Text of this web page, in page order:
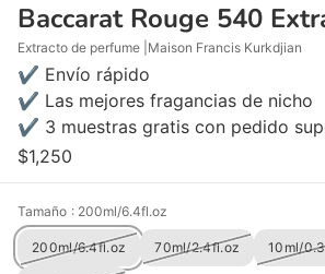
Baccarat Rouge 540
Extracto de perfume Maison Francis Kurkdjian
✔ Envío rápido
✔ Las mejores fragancias de nicho
✔ 3 muestras gratis con pedido
$1,250
Tamaño : 200ml/6.4fl.oz
200ml/6.4fl.oz 70ml/2.4fl.oz 10ml/